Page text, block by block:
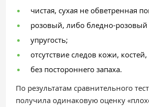
чистая, сухая не обветренная
розовый, либо бледно-розовый
упругость;
отсутствие следов кожи,
без постороннего запаха.
По результатам сравнительного
получила одинаковую оценку